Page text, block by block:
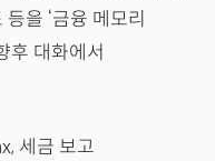
을 ‘금융 메모리
후 대화에서
세금 보고